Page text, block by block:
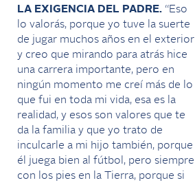
LA EXIGENCIA DEL PADRE. “Eso
lo valorás, porque yo tuve la suerte
de jugar muchos años en el exterior
y creo que mirando para atrás hice
una carrera importante, pero en
ningún momento me creí más de lo
que fui en toda mi vida, esa es la
realidad, y esos son valores que te
da la familia y que yo trato de
inculcarle a mi hijo también, porque
él juega bien al fútbol, pero siempre
con los pies en la Tierra, porque si